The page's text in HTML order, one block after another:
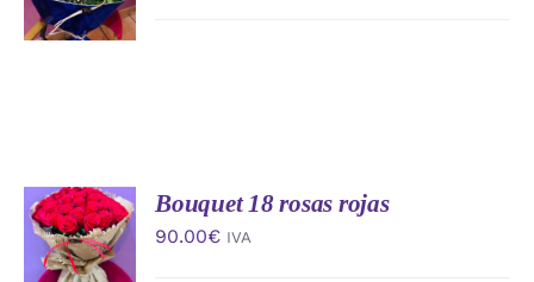
/
DETALLES
AÑADIR
AL
CARRITO
/
Bouquet 18 rosas rojas
90.00€ IVA